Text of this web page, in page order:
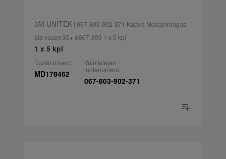
3M UNITEK| 067-803-902-371 Kapea Molaarirengas
ala vasen 35+ &067-803 1 x 5 kpl
1 x 5 kpl
Tuotenumero:
MD178462
Valmistajan
tuotenumero:
067-803-902-371